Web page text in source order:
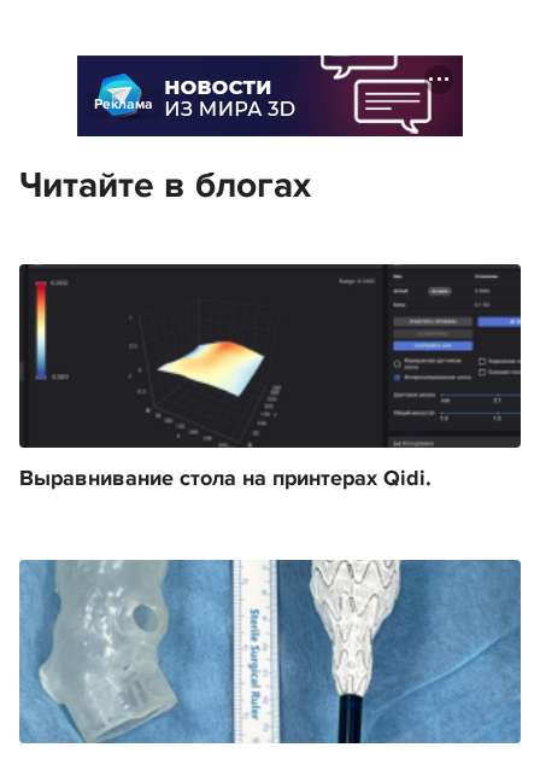
Реклама
Читайте в блогах
Выравнивание стола на принтерах Qidi.